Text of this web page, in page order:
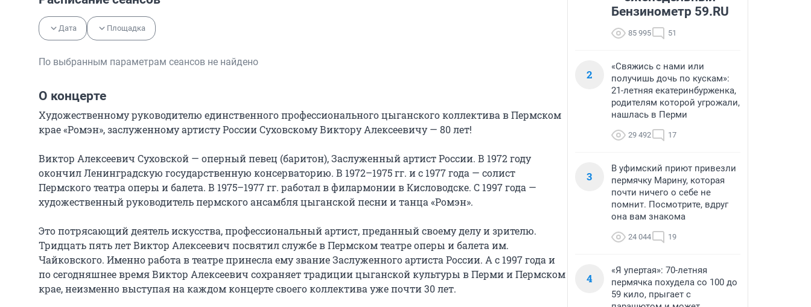
Дата Площадка
По выбранным параметрам сеансов не найдено
О концерте
Художественному руководителю единственного профессионального цыганского коллектива в Пермском
крае «Ромэн», заслуженному артисту России Суховскому Виктору Алексеевичу — 80 лет!
Виктор Алексеевич Суховской — оперный певец (баритон), Заслуженный артист России. В 1972 году
окончил Ленинградскую государственную консерваторию. В 1972–1975 гг. и с 1977 года — солист
Пермского театра оперы и балета. В 1975–1977 гг. работал в филармонии в Кисловодске. С 1997 года —
художественный руководитель пермского ансамбля цыганской песни и танца «Ромэн».
Это потрясающий деятель искусства, профессиональный артист, преданный своему делу и зрителю.
Тридцать пять лет Виктор Алексеевич посвятил службе в Пермском театре оперы и балета им.
Чайковского. Именно работа в театре принесла ему звание Заслуженного артиста России. А с 1997 года и
по сегодняшнее время Виктор Алексеевич сохраняет традиции цыганской культуры в Перми и Пермском
крае, неизменно выступая на каждом концерте своего коллектива уже почти 30 лет.
Бензинометр 59.RU
85 995 51
2
«Свяжись с нами или
получишь дочь по кускам»:
21-летняя екатеринбурженка,
родителям которой угрожали,
нашлась в Перми
29 492 17
3
В уфимский приют привезли
пермячку Марину, которая
почти ничего о себе не
помнит. Посмотрите, вдруг
она вам знакома
24 044 19
4
«Я упертая»: 70-летняя
пермячка похудела со 100 до
59 кило, прыгает с